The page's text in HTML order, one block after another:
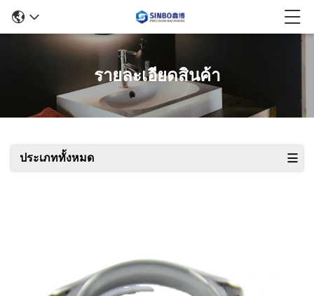
รายละเอียดสินค้า
ประเภททั้งหมด